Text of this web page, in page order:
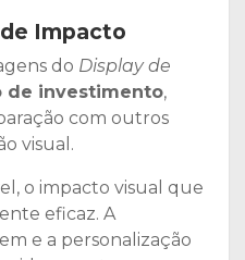
Impacto
do Display de
de investimento,
com outros
visual.
o impacto visual que
eficaz. A
e a personalização